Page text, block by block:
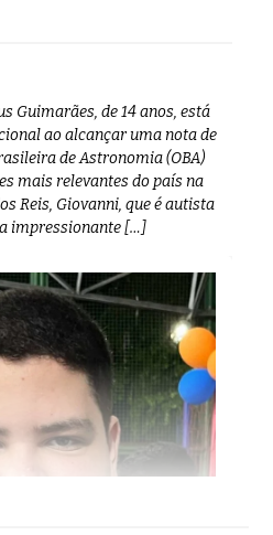
Guimarães, de 14 anos, está
ao alcançar uma nota de
de Astronomia (OBA)
mais relevantes do país na
Reis, Giovanni, que é autista
impressionante […]